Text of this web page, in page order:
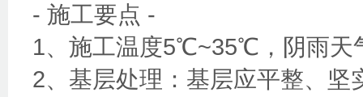
- 施工要点 -
1、施工温度5℃~35℃，阴雨天
2、基层处理：基层应平整、